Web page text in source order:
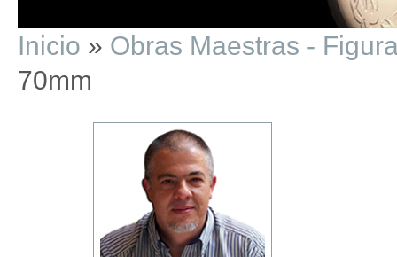
Inicio » Obras Maestras -
70mm